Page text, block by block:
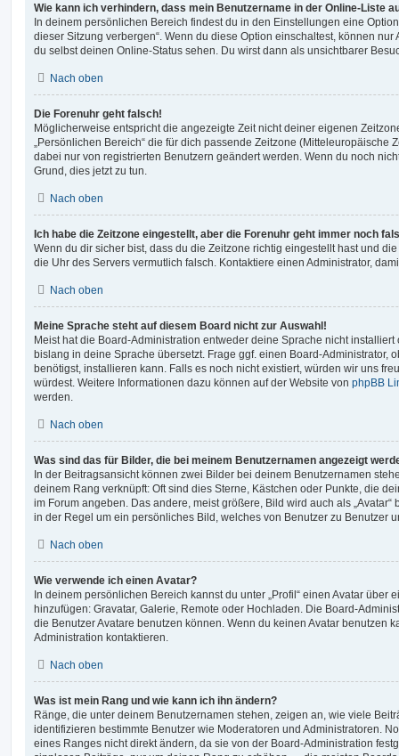
Wie kann ich verhindern, dass mein Benutzername in der Online-Liste
In deinem persönlichen Bereich findest du in den Einstellungen eine
dieser Sitzung verbergen“. Wenn du diese Option einschaltest, können
du selbst deinen Online-Status sehen. Du wirst dann als unsichtbarer
Nach oben
Die Forenuhr geht falsch!
Möglicherweise entspricht die angezeigte Zeit nicht deiner eigenen
„Persönlichen Bereich“ die für dich passende Zeitzone (Mitteleuropäische
dabei nur von registrierten Benutzern geändert werden. Wenn du noch
Grund, dies jetzt zu tun.
Nach oben
Ich habe die Zeitzone eingestellt, aber die Forenuhr geht immer noch
Wenn du dir sicher bist, dass du die Zeitzone richtig eingestellt hast und
die Uhr des Servers vermutlich falsch. Kontaktiere einen Administrator,
Nach oben
Meine Sprache steht auf diesem Board nicht zur Auswahl!
Meist hat die Board-Administration entweder deine Sprache nicht
bislang in deine Sprache übersetzt. Frage ggf. einen Board-Administrator,
benötigst, installieren kann. Falls es noch nicht existiert, würden wir uns
würdest. Weitere Informationen dazu können auf der Website von phpBB
werden.
Nach oben
Was sind das für Bilder, die bei meinem Benutzernamen angezeigt
In der Beitragsansicht können zwei Bilder bei deinem Benutzernamen
deinem Rang verknüpft: Oft sind dies Sterne, Kästchen oder Punkte, die
im Forum angeben. Das andere, meist größere, Bild wird auch als
in der Regel um ein persönliches Bild, welches von Benutzer zu Benutzer
Nach oben
Wie verwende ich einen Avatar?
In deinem persönlichen Bereich kannst du unter „Profil“ einen Avatar über
hinzufügen: Gravatar, Galerie, Remote oder Hochladen. Die Board-
die Benutzer Avatare benutzen können. Wenn du keinen Avatar benutzen
Administration kontaktieren.
Nach oben
Was ist mein Rang und wie kann ich ihn ändern?
Ränge, die unter deinem Benutzernamen stehen, zeigen an, wie viele
identifizieren bestimmte Benutzer wie Moderatoren und Administratoren.
eines Ranges nicht direkt ändern, da sie von der Board-Administration